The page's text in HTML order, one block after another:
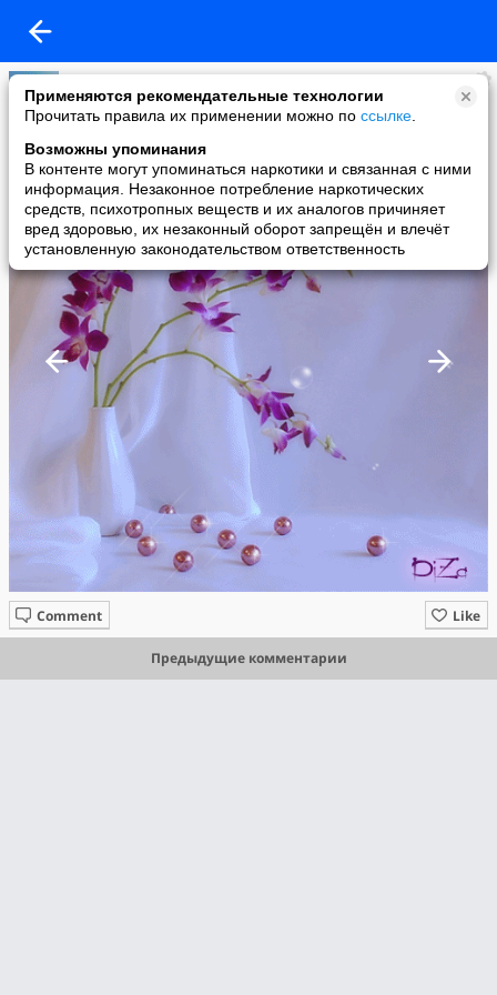
Применяются рекомендательные технологии
Прочитать правила их применении можно по ссылке
Возможны упоминания
В контенте могут упоминаться наркотики и связанная с ними
информация. Незаконное потребление наркотических
средств, психотропных веществ и их аналогов причиняет
вред здоровью, их незаконный оборот запрещён и влечёт
установленную законодательством ответственность
Ирина Булдашева
added a photo
25 Jan в 23:42
Like
Comment
Предыдущие комментарии